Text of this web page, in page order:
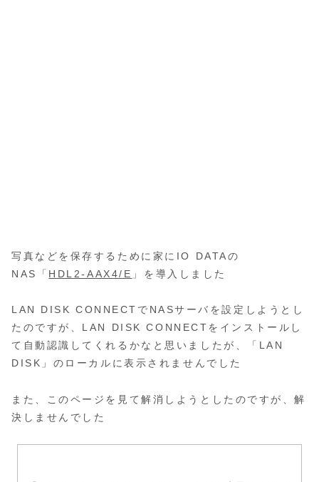
写真などを保存するために家にIO DATAの
NAS「 HDL2-AAX4/E 」を導入しました
LAN DISK CONNECTでNASサーバを設定しようとし
たのですが、LAN DISK CONNECTをインストールし
て自動認識してくれるかなと思いましたが、「LAN
DISK」のローカルに表示されませんでした
また、このページを見て解消しようとしたのですが、解
決しませんでした